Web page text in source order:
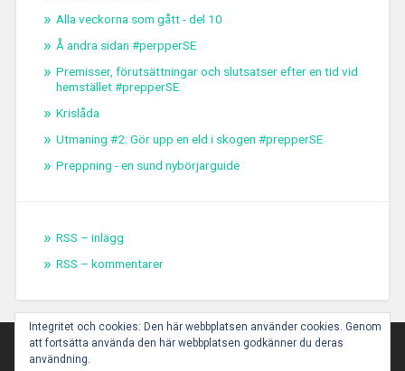
Alla veckorna som gått - del 10
Å andra sidan #perpperSE
Premisser, förutsättningar och slutsatser efter en tid vid
hemstället #prepperSE
Krislåda
Utmaning #2: Gör upp en eld i skogen #prepperSE
Preppning - en sund nybörjarguide
RSS – inlägg
RSS – kommentarer
Integritet och cookies: Den här webbplatsen använder cookies. Genom
att fortsätta använda den här webbplatsen godkänner du deras
användning.